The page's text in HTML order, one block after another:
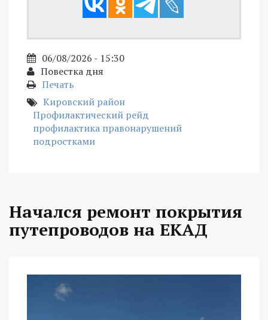
06/08/2026 - 15:30
Повестка дня
Печать
Кировский район
Профилактический рейд
профилактика правонарушений
подростками
Начался ремонт покрытия
путепроводов на ЕКАД